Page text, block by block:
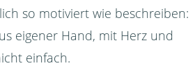
so motiviert wie beschreiben:
eigener Hand, mit Herz und
einfach.